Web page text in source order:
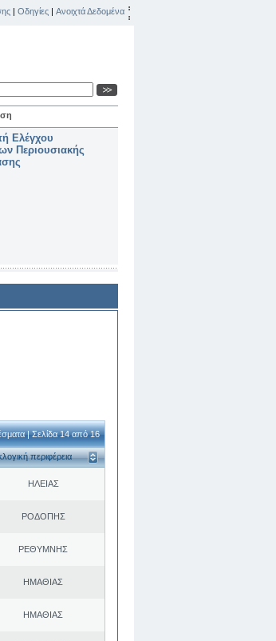
| Οδηγίες | Ανοιχτά Δεδομένα
Ελέγχου
Περιουσιακής
| Σελίδα 14 από 16
περιφέρεια
ΗΛΕΙΑΣ
ΡΟΔΟΠΗΣ
ΡΕΘΥΜΝΗΣ
ΗΜΑΘΙΑΣ
ΗΜΑΘΙΑΣ